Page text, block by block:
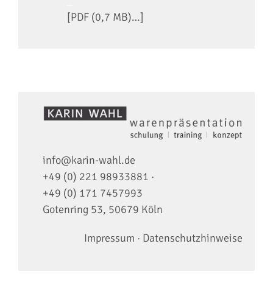
[PDF (0,7 MB)…]
info@karin-wahl.de
+49 (0) 221 98933881 ·
+49 (0) 171 7457993
Gotenring 53, 50679 Köln
Impressum · Datenschutzhinweise